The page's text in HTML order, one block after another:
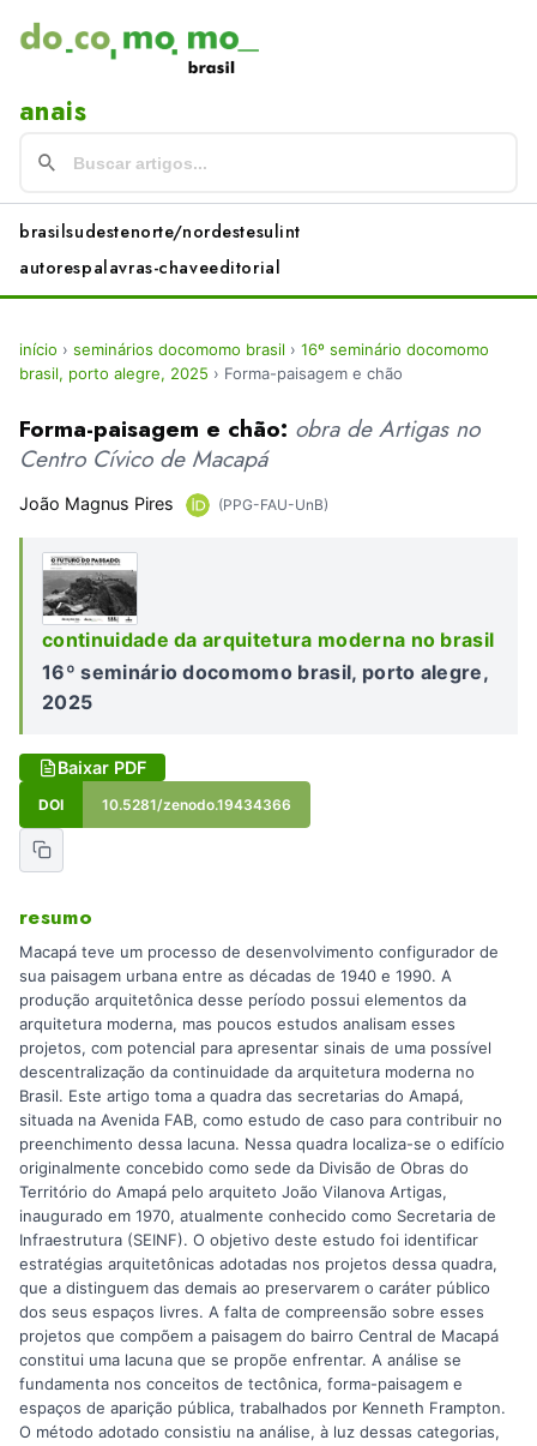
anais
brasilsudestenorte/nordestesulint
autorespalavras-chaveeditorial
início › seminários docomomo brasil › 16º seminário docomomo
brasil, porto alegre, 2025 › Forma-paisagem e chão
Forma-paisagem e chão: obra de Artigas no
Centro Cívico de Macapá
João Magnus Pires (PPG-FAU-UnB)
continuidade da arquitetura moderna no brasil
16º seminário docomomo brasil, porto alegre,
2025
Baixar PDF
DOI 10.5281/zenodo.19434366
resumo
Macapá teve um processo de desenvolvimento configurador de
sua paisagem urbana entre as décadas de 1940 e 1990. A
produção arquitetônica desse período possui elementos da
arquitetura moderna, mas poucos estudos analisam esses
projetos, com potencial para apresentar sinais de uma possível
descentralização da continuidade da arquitetura moderna no
Brasil. Este artigo toma a quadra das secretarias do Amapá,
situada na Avenida FAB, como estudo de caso para contribuir no
preenchimento dessa lacuna. Nessa quadra localiza-se o edifício
originalmente concebido como sede da Divisão de Obras do
Território do Amapá pelo arquiteto João Vilanova Artigas,
inaugurado em 1970, atualmente conhecido como Secretaria de
Infraestrutura (SEINF). O objetivo deste estudo foi identificar
estratégias arquitetônicas adotadas nos projetos dessa quadra,
que a distinguem das demais ao preservarem o caráter público
dos seus espaços livres. A falta de compreensão sobre esses
projetos que compõem a paisagem do bairro Central de Macapá
constitui uma lacuna que se propõe enfrentar. A análise se
fundamenta nos conceitos de tectônica, forma-paisagem e
espaços de aparição pública, trabalhados por Kenneth Frampton.
O método adotado consistiu na análise, à luz dessas categorias,